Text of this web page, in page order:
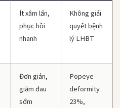
Ít xâm lấn,
phục hồi
nhanh
Không giải
quyết bệnh
lý LHBT
Đơn giản,
giảm đau
sớm
Popeye
deformity
23%,